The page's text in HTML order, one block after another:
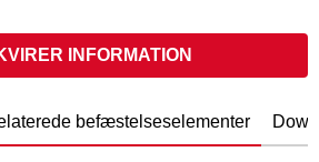
INFORMATION
befæstelseselementer